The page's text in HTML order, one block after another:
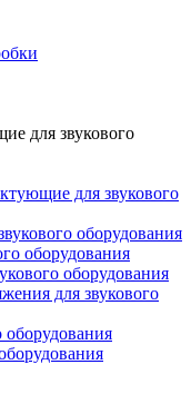
для звукового
для звукового
оборудования
оборудования
оборудования
для звукового
оборудования